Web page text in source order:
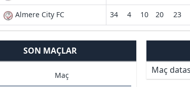
Almere City FC 34 4 10 20 23
SON MAÇLAR
Maç
Maç